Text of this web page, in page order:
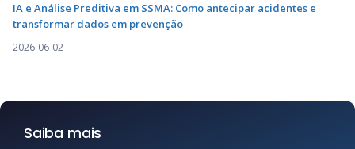
IA e Análise Preditiva em SSMA: Como antecipar acidentes e
transformar dados em prevenção
2026-06-02
Saiba mais